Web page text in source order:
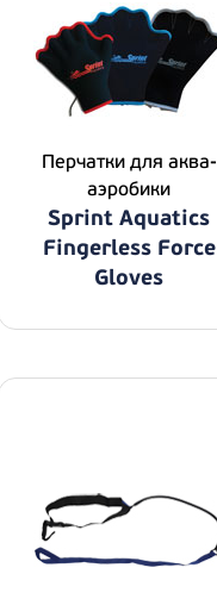
Перчатки для аква-
аэробики
Sprint Aquatics
Fingerless Force
Gloves